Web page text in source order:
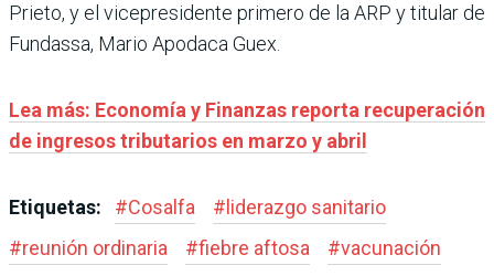
Prieto, y el vicepresidente primero de la ARP y titular de
Fundassa, Mario Apodaca Guex.
Lea más: Economía y Finanzas reporta recuperación
de ingresos tributarios en marzo y abril
Etiquetas: #Cosalfa # liderazgo sanitario
#reunión ordinaria #fiebre aftosa #vacunación